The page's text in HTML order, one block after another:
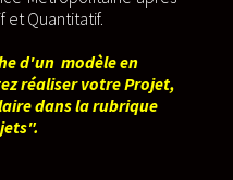
et Quantitatif.
d'un modèle en
réaliser votre Projet,
dans la rubrique